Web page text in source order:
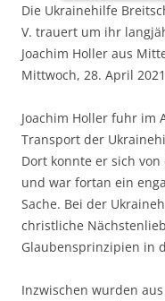
Die Ukrainehilfe
V. trauert um ihr
Joachim Holler aus
Mittwoch, 28. April
Joachim Holler fuhr im
Transport der
Dort konnte er sich
und war fortan ein
Sache. Bei der
christliche
Glaubensprinzipien in
Inzwischen wurden